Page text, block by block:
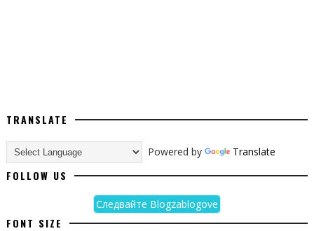
-moz-transform: rotate(0deg);
-webkit-transform: rotate(0deg);
-o-transform: rotate(0deg);
transform: rotate(0deg);
}</style>
TRANSLATE
Powered by Translate
FOLLOW US
Следвайте Blogzablogove
FONT SIZE